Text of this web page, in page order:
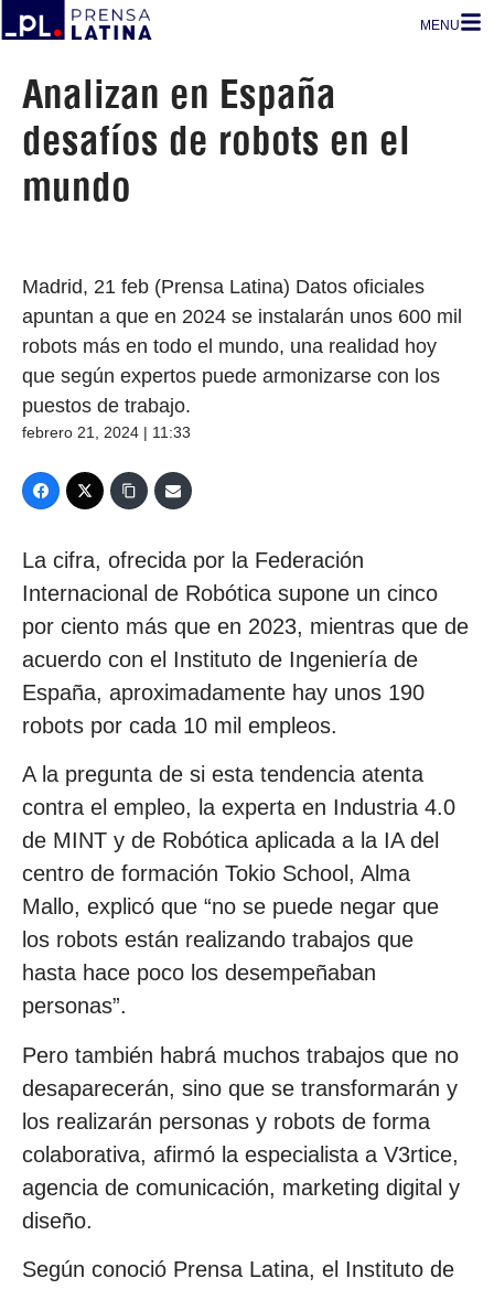
MENU
Analizan en España
desafíos de robots en el
mundo
Madrid, 21 feb (Prensa Latina) Datos oficiales
apuntan a que en 2024 se instalarán unos 600 mil
robots más en todo el mundo, una realidad hoy
que según expertos puede armonizarse con los
puestos de trabajo.
febrero 21, 2024 | 11:33
La cifra, ofrecida por la Federación
Internacional de Robótica supone un cinco
por ciento más que en 2023, mientras que de
acuerdo con el Instituto de Ingeniería de
España, aproximadamente hay unos 190
robots por cada 10 mil empleos.
A la pregunta de si esta tendencia atenta
contra el empleo, la experta en Industria 4.0
de MINT y de Robótica aplicada a la IA del
centro de formación Tokio School, Alma
Mallo, explicó que “no se puede negar que
los robots están realizando trabajos que
hasta hace poco los desempeñaban
personas”.
Pero también habrá muchos trabajos que no
desaparecerán, sino que se transformarán y
los realizarán personas y robots de forma
colaborativa, afirmó la especialista a V3rtice,
agencia de comunicación, marketing digital y
diseño.
Según conoció Prensa Latina, el Instituto de